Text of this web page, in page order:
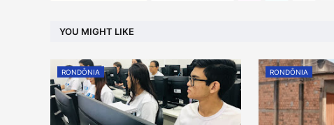
YOU MIGHT LIKE
RONDÔNIA RONDÔNIA